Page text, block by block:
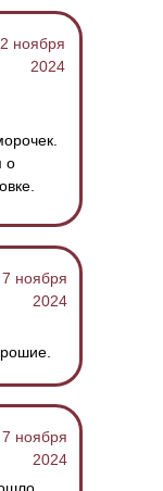
ноября
2024
о
7 ноября
2024
7 ноября
2024